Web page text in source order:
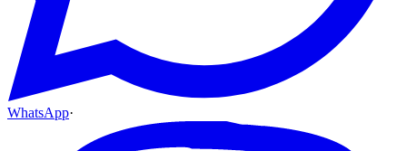
WhatsApp·